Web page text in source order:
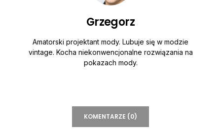
Grzegorz
Amatorski projektant mody. Lubuje się w modzie
vintage. Kocha niekonwencjonalne rozwiązania na
pokazach mody.
KOMENTARZE (0)